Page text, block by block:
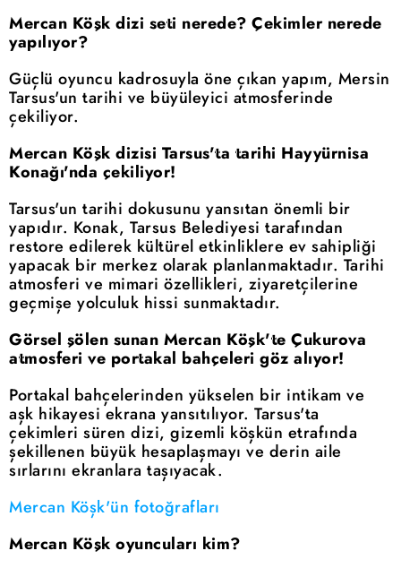
Mercan Köşk dizi seti nerede? Çekimler nerede
yapılıyor?
Güçlü oyuncu kadrosuyla öne çıkan yapım, Mersin
Tarsus'un tarihi ve büyüleyici atmosferinde
çekiliyor.
Mercan Köşk dizisi Tarsus'ta tarihi Hayyürnisa
Konağı'nda çekiliyor!
Tarsus'un tarihi dokusunu yansıtan önemli bir
yapıdır. Konak, Tarsus Belediyesi tarafından
restore edilerek kültürel etkinliklere ev sahipliği
yapacak bir merkez olarak planlanmaktadır. Tarihi
atmosferi ve mimari özellikleri, ziyaretçilerine
geçmişe yolculuk hissi sunmaktadır.
Görsel şölen sunan Mercan Köşk'te Çukurova
atmosferi ve portakal bahçeleri göz alıyor!
Portakal bahçelerinden yükselen bir intikam ve
aşk hikayesi ekrana yansıtılıyor. Tarsus'ta
çekimleri süren dizi, gizemli köşkün etrafında
şekillenen büyük hesaplaşmayı ve derin aile
sırlarını ekranlara taşıyacak.
Mercan Köşk'ün fotoğrafları
Mercan Köşk oyuncuları kim?